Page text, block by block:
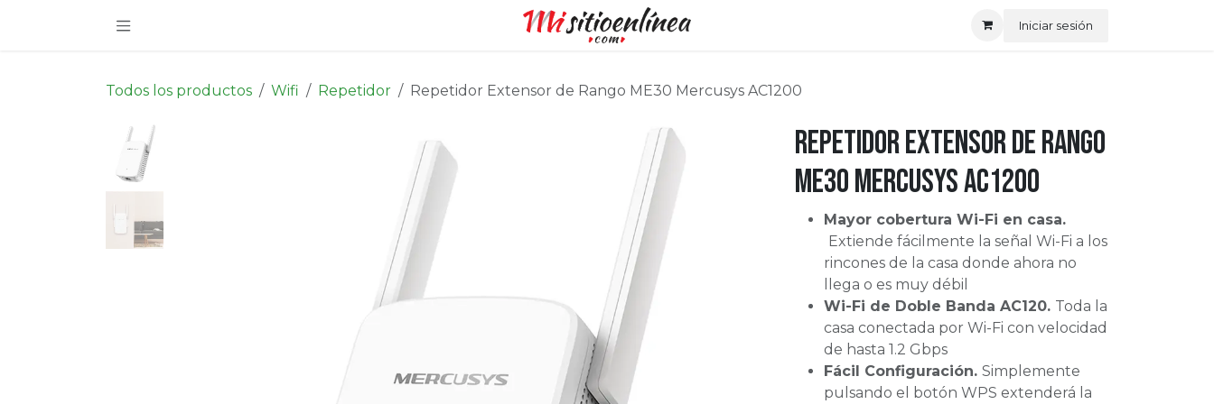
Iniciar sesión
Todos los productos Wifi Repetidor Repetidor Extensor de Rango ME30 Mercusys AC1200
Repetidor Extensor de Rango
ME30 Mercusys AC1200
Mayor cobertura Wi-Fi en casa.
Extiende fácilmente la señal Wi-Fi a los
rincones de la casa donde ahora no
llega o es muy débil
Wi-Fi de Doble Banda AC120. Toda la
casa conectada por Wi-Fi con velocidad
de hasta 1.2 Gbps
Fácil Configuración. Simplemente
pulsando el botón WPS extenderá la